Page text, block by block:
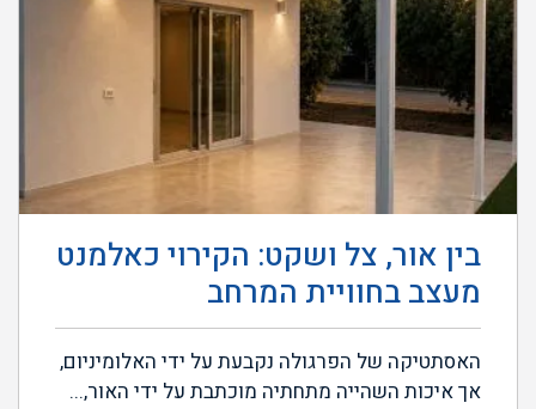
בין אור, צל ושקט: הקירוי כאלמנט
מעצב בחוויית המרחב
האסתטיקה של הפרגולה נקבעת על ידי האלומיניום,
אך איכות השהייה מתחתיה מוכתבת על ידי האור,...